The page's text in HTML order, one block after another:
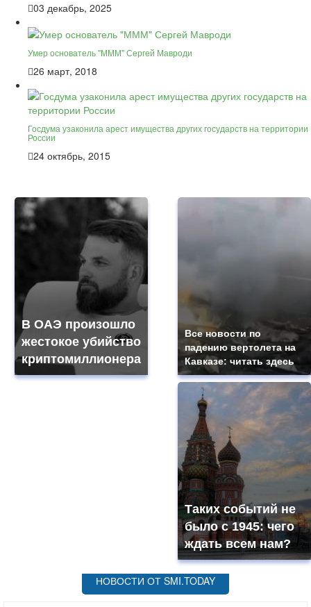
03 декабрь, 2025
Умер основатель "МММ" Сергей Мавроди
26 март, 2018
Госдума узаконила арест имущества других государств на территории
России
24 октябрь, 2015
В ОАЭ произошло
жестокое убийство
криптомиллионера
Все новости по
падению вертолета на
Кавказе: читать здесь
Таких событий не
было с 1945: чего
ждать всем нам?